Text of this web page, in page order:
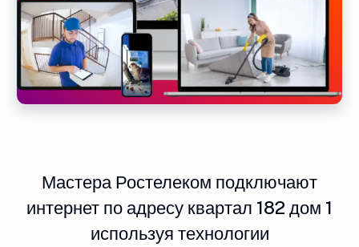
Мастера Ростелеком подключают
интернет по адресу квартал 182 дом 1
используя технологии